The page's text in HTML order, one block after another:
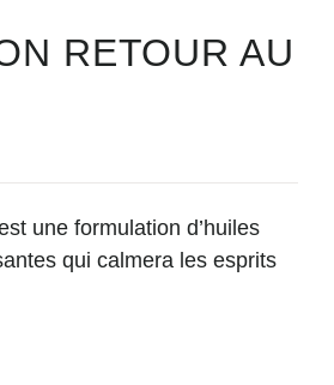
RETOUR AU
une formulation d’huiles
qui calmera les esprits